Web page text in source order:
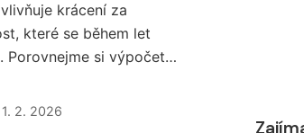
krácení za
které se během let
Porovnejme si výpočet
letech. O kolik na tom byli
2. 2026